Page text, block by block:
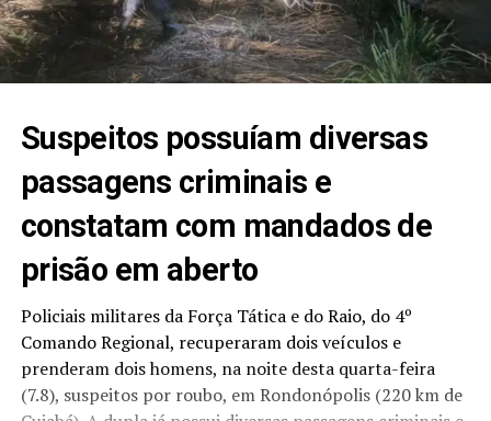
Suspeitos possuíam diversas
passagens criminais e
constatam com mandados de
prisão em aberto
Policiais militares da Força Tática e do Raio, do 4º
Comando Regional, recuperaram dois veículos e
prenderam dois homens, na noite desta quarta-feira
(7.8), suspeitos por roubo, em Rondonópolis (220 km de